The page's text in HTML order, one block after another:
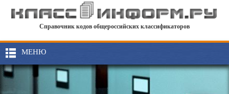
Справочник кодов общероссийских классификаторов
МЕНЮ